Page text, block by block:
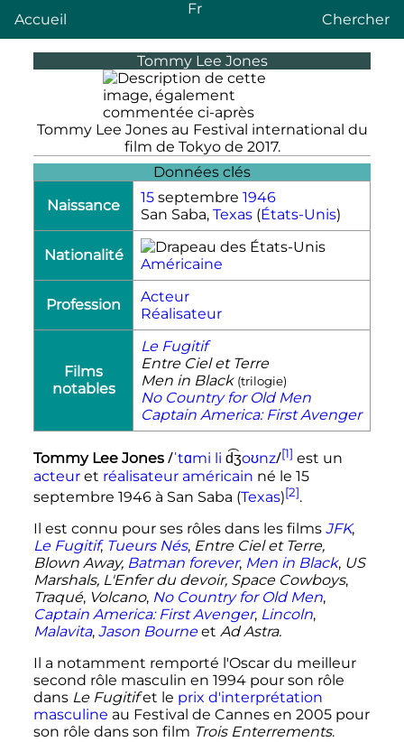
Accueil
Fr
Chercher
Tommy Lee Jones
Tommy Lee Jones au Festival international du
film de Tokyo de 2017.
Données clés
Naissance
15 septembre 1946
San Saba, Texas (États-Unis)
Nationalité
Américaine
Profession
Acteur
Réalisateur
Films
notables
Le Fugitif
Entre Ciel et Terre
Men in Black (trilogie)
No Country for Old Men
Captain America: First Avenger
Tommy Lee Jones /ˈtɑmi li d͡ʒoʊnz/[1] est un
acteuret réalisateur américain né le 15
septembre 1946à San Saba (Texas)[2].
Il est connu pour ses rôles dans les films JFK,
Le Fugitif, Tueurs Nés, Entre Ciel et Terre,
Blown Away, Batman forever, Men in Black, US
Marshals, L'Enfer du devoir, Space Cowboys,
Traqué, Volcano, No Country for Old Men,
Captain America: First Avenger, Lincoln,
Malavita, Jason Bourneet Ad Astra.
Il a notamment remporté l'Oscar du meilleur
second rôle masculin en 1994 pour son rôle
dans Le Fugitifet le prix d'interprétation
masculine au Festival de Cannes en 2005 pour
son rôle dans son film Trois Enterrements.